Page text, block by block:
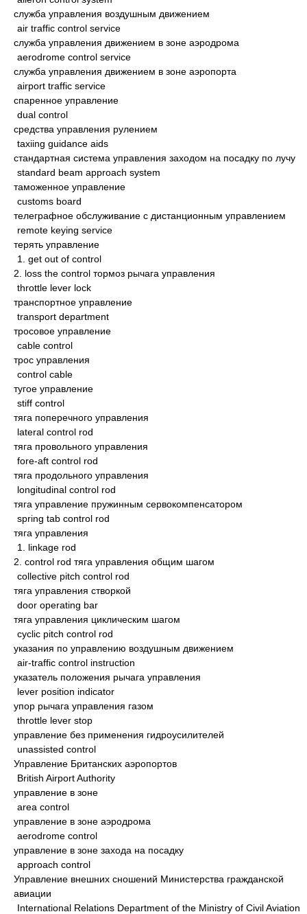
служба управления воздушным движением
air traffic control service
служба управления движением в зоне аэродрома
aerodrome control service
служба управления движением в зоне аэропорта
airport traffic service
спаренное управление
dual control
средства управления рулением
taxiing guidance aids
стандартная система управления заходом на посадку по лучу
standard beam approach system
таможенное управление
customs board
телеграфное обслуживание с дистанционным управлением
remote keying service
терять управление
1. get out of control
2. loss the control тормоз рычага управления
throttle lever lock
транспортное управление
transport department
тросовое управление
cable control
трос управления
control cable
тугое управление
stiff control
тяга поперечного управления
lateral control rod
тяга провольного управления
fore-aft control rod
тяга продольного управления
longitudinal control rod
тяга управление пружинным сервокомпенсатором
spring tab control rod
тяга управления
1. linkage rod
2. control rod тяга управления общим шагом
collective pitch control rod
тяга управления створкой
door operating bar
тяга управления циклическим шагом
cyclic pitch control rod
указания по управлению воздушным движением
air-traffic control instruction
указатель положения рычага управления
lever position indicator
упор рычага управления газом
throttle lever stop
управление без применения гидроусилителей
unassisted control
Управление Британских аэропортов
British Airport Authority
управление в зоне
area control
управление в зоне аэродрома
aerodrome control
управление в зоне захода на посадку
approach control
Управление внешних сношений Министерства гражданской
авиации
International Relations Department of the Ministry of Civil Aviation